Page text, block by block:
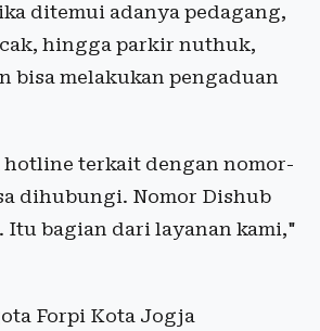
ditemui adanya pedagang,
hingga parkir nuthuk,
bisa melakukan pengaduan
hotline terkait dengan nomor-
dihubungi. Nomor Dishub
Itu bagian dari layanan kami,"
Forpi Kota Jogja